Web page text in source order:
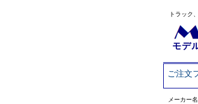
トラック
モデ
ご注文
メーカー